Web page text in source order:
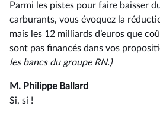
Parmi les pistes pour faire baisser
carburants, vous évoquez la
mais les 12 milliards d’euros que
sont pas financés dans vos
les bancs du groupe RN.)
M. Philippe Ballard
Si, si !